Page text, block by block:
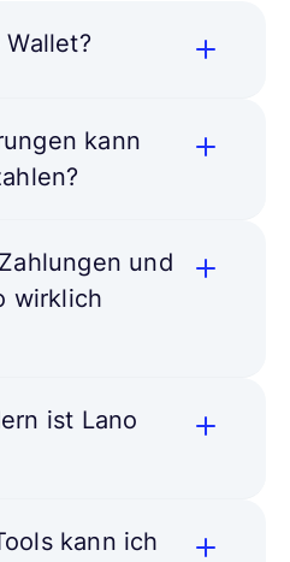
kann
und
wirklich
ist Lano
kann ich